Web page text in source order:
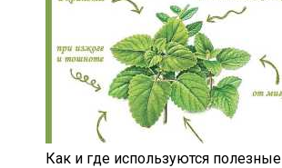
Как и где используются полезные